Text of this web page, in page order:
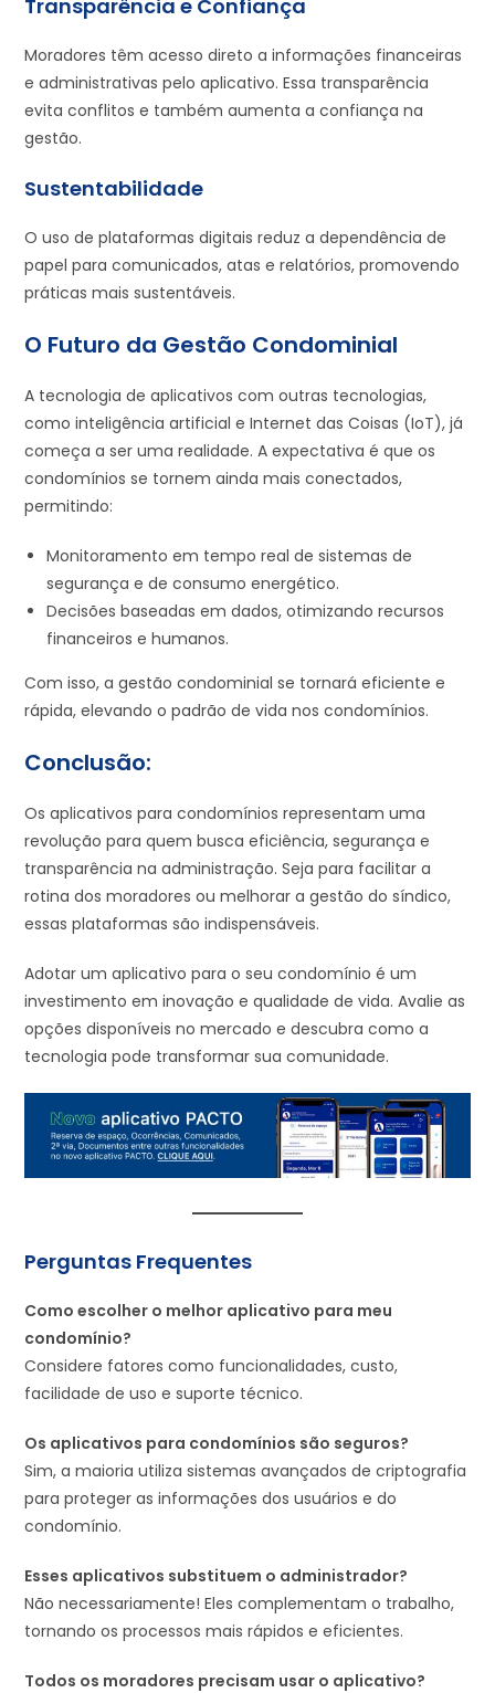
Transparência e Confiança
Moradores têm acesso direto a informações financeiras
e administrativas pelo aplicativo. Essa transparência
evita conflitos e também aumenta a confiança na
gestão.
Sustentabilidade
O uso de plataformas digitais reduz a dependência de
papel para comunicados, atas e relatórios, promovendo
práticas mais sustentáveis.
O Futuro da Gestão Condominial
A tecnologia de aplicativos com outras tecnologias,
como inteligência artificial e Internet das Coisas (IoT), já
começa a ser uma realidade. A expectativa é que os
condomínios se tornem ainda mais conectados,
permitindo:
Monitoramento em tempo real de sistemas de
segurança e de consumo energético.
Decisões baseadas em dados, otimizando recursos
financeiros e humanos.
Com isso, a gestão condominial se tornará eficiente e
rápida, elevando o padrão de vida nos condomínios.
Conclusão:
Os aplicativos para condomínios representam uma
revolução para quem busca eficiência, segurança e
transparência na administração. Seja para facilitar a
rotina dos moradores ou melhorar a gestão do síndico,
essas plataformas são indispensáveis.
Adotar um aplicativo para o seu condomínio é um
investimento em inovação e qualidade de vida. Avalie as
opções disponíveis no mercado e descubra como a
tecnologia pode transformar sua comunidade.
Perguntas Frequentes
Como escolher o melhor aplicativo para meu
condomínio?
Considere fatores como funcionalidades, custo,
facilidade de uso e suporte técnico.
Os aplicativos para condomínios são seguros?
Sim, a maioria utiliza sistemas avançados de criptografia
para proteger as informações dos usuários e do
condomínio.
Esses aplicativos substituem o administrador?
Não necessariamente! Eles complementam o trabalho,
tornando os processos mais rápidos e eficientes.
Todos os moradores precisam usar o aplicativo?